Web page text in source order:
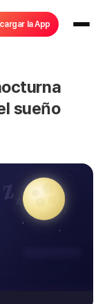
la App
sueño